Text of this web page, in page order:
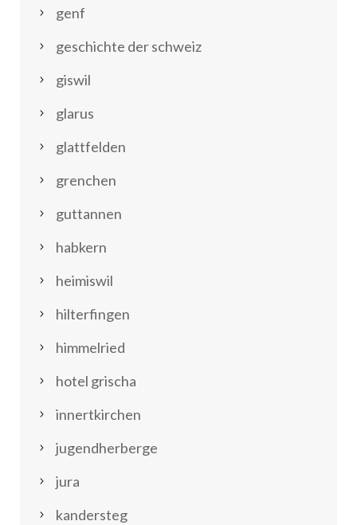
genf
geschichte der schweiz
giswil
glarus
glattfelden
grenchen
guttannen
habkern
heimiswil
hilterfingen
himmelried
hotel grischa
innertkirchen
jugendherberge
jura
kandersteg